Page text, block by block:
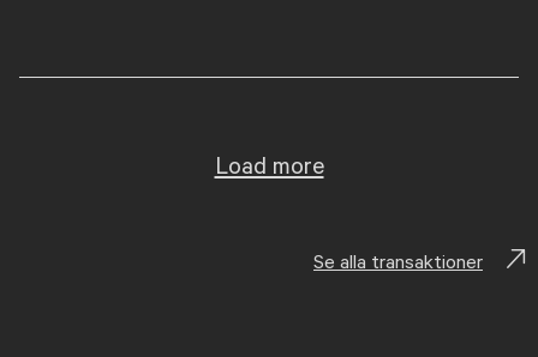
Load more
Se alla transaktioner